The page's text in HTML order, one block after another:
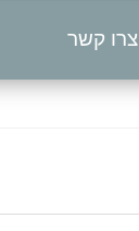
צרו קשר